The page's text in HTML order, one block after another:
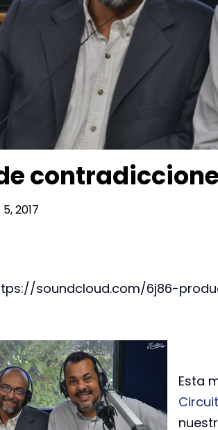
2017
soundcloud.com/6j86-
Esta